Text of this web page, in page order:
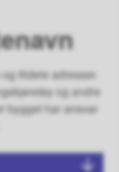
tildele adresser.
og andre
bygget har ansvar